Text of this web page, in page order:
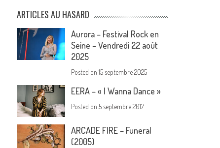
ARTICLES AU HASARD
Aurora – Festival Rock en
Seine – Vendredi 22 août
2025
Posted on15 septembre 2025
EERA – « I Wanna Dance »
Posted on5 septembre 2017
ARCADE FIRE – Funeral
(2005)